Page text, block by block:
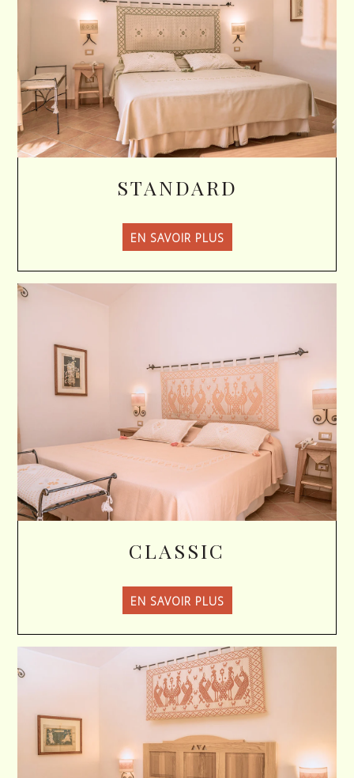
STANDARD
EN SAVOIR PLUS
CLASSIC
EN SAVOIR PLUS